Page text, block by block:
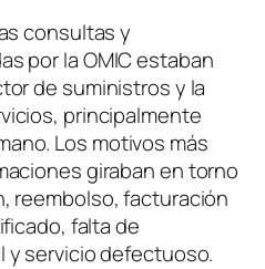
consultas y
por la OMIC estaban
de suministros y la
principalmente
Los motivos más
giraban en torno
reembolso, facturación
falta de
y servicio defectuoso.